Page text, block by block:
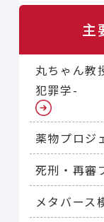
主
丸ちゃん教
犯罪学-
薬物プロジ
死刑・再審
メタバース